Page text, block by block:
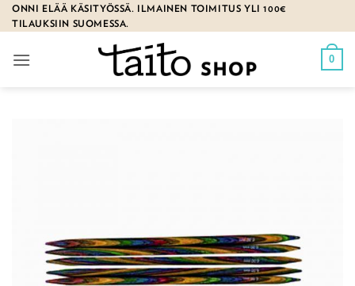
Skip
to
ONNI ELÄÄ KÄSITYÖSSÄ. ILMAINEN TOIMITUS YLI 100€
TILAUKSIIN SUOMESSA.
0